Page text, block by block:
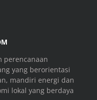
perencanaan
yang berorientasi
mandiri energi dan
lokal yang berdaya